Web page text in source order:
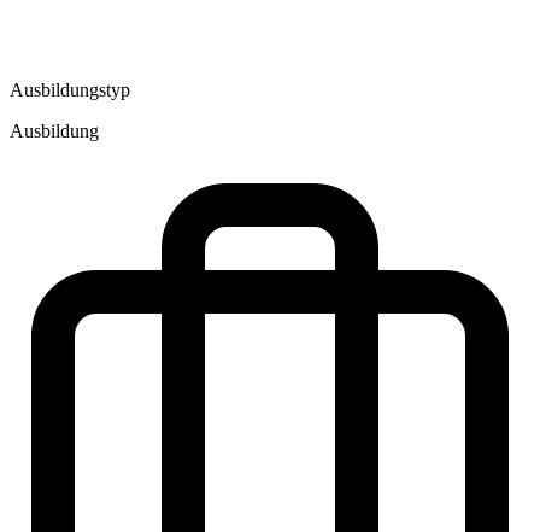
Ausbildungstyp
Ausbildung